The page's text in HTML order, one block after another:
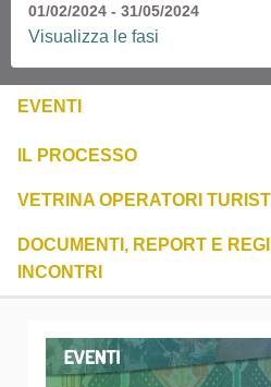
01/02/2024 - 31/05/2024
Visualizza le fasi
EVENTI
IL PROCESSO
VETRINA OPERATORI
DOCUMENTI, REPORT E
INCONTRI